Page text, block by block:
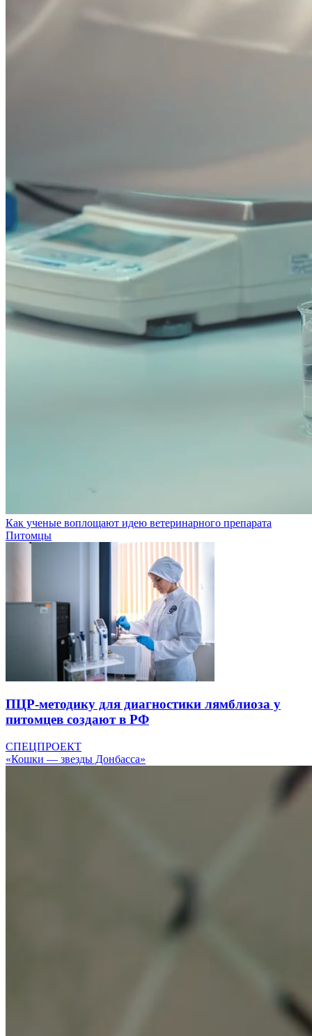
Как ученые воплощают идею ветеринарного препарата
Питомцы
ПЦР-методику для диагностики лямблиоза у
питомцев создают в РФ
СПЕЦПРОЕКТ
«Кошки — звезды Донбасса»